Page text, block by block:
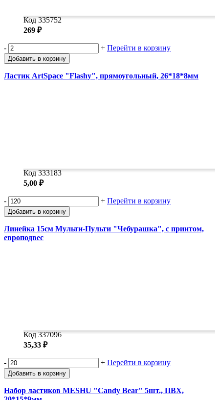
Код 335752
269 ₽
- + Перейти в корзину
Добавить в корзину
Ластик ArtSpace "Flashy", прямоугольный, 26*18*8мм
Код 333183
5,00 ₽
- + Перейти в корзину
Добавить в корзину
Линейка 15см Мульти-Пульти "Чебурашка", с принтом,
европодвес
Код 337096
35,33 ₽
- + Перейти в корзину
Добавить в корзину
Набор ластиков MESHU "Candy Bear" 5шт., ПВХ,